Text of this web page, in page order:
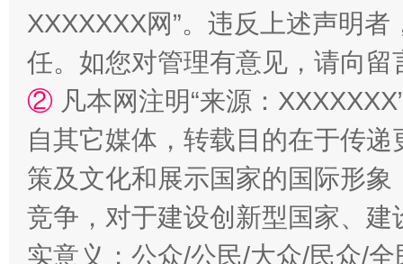
扯下公款旅游的“隐身衣” 如何以
XXXXXXX网”。违反上述声明
任。如您对管理有意见，请向
② 凡本网注明“来源：
自其它媒体，转载目的在于传
策及文化和展示国家的国际形
竞争，对于建设创新型国家、
实意义；公众/公民/大众/民众/